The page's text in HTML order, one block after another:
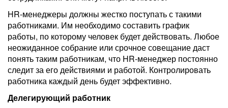
HR-менеджеры должны жестко поступать с такими
работниками. Им необходимо составить график
работы, по которому человек будет действовать. Любое
неожиданное собрание или срочное совещание даст
понять таким работникам, что HR-менеджер постоянно
следит за его действиями и работой. Контролировать
работника каждый день будет эффективно.
Делегирующий работник